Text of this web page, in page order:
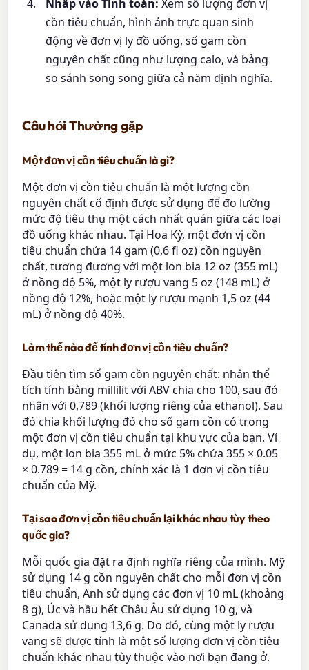
Nhấp vào Tính toán: Xem số lượng đơn vị
cồn tiêu chuẩn, hình ảnh trực quan sinh
động về đơn vị ly đồ uống, số gam cồn
nguyên chất cũng như lượng calo, và bảng
so sánh song song giữa cả năm định nghĩa.
Câu hỏi Thường gặp
Một đơn vị cồn tiêu chuẩn là gì?
Một đơn vị cồn tiêu chuẩn là một lượng cồn
nguyên chất cố định được sử dụng để đo lường
mức độ tiêu thụ một cách nhất quán giữa các loại
đồ uống khác nhau. Tại Hoa Kỳ, một đơn vị cồn
tiêu chuẩn chứa 14 gam (0,6 fl oz) cồn nguyên
chất, tương đương với một lon bia 12 oz (355 mL)
ở nồng độ 5%, một ly rượu vang 5 oz (148 mL) ở
nồng độ 12%, hoặc một ly rượu mạnh 1,5 oz (44
mL) ở nồng độ 40%.
Làm thế nào để tính đơn vị cồn tiêu chuẩn?
Đầu tiên tìm số gam cồn nguyên chất: nhân thể
tích tính bằng millilit với ABV chia cho 100, sau đó
nhân với 0,789 (khối lượng riêng của ethanol). Sau
đó chia khối lượng đó cho số gam cồn có trong
một đơn vị cồn tiêu chuẩn tại khu vực của bạn. Ví
dụ, một lon bia 355 mL ở mức 5% chứa 355 × 0.05
× 0.789 = 14 g cồn, chính xác là 1 đơn vị cồn tiêu
chuẩn của Mỹ.
Tại sao đơn vị cồn tiêu chuẩn lại khác nhau tùy theo
quốc gia?
Mỗi quốc gia đặt ra định nghĩa riêng của mình. Mỹ
sử dụng 14 g cồn nguyên chất cho mỗi đơn vị cồn
tiêu chuẩn, Anh sử dụng các đơn vị 10 mL (khoảng
8 g), Úc và hầu hết Châu Âu sử dụng 10 g, và
Canada sử dụng 13,6 g. Do đó, cùng một ly rượu
vang sẽ được tính là một số lượng đơn vị cồn tiêu
chuẩn khác nhau tùy thuộc vào nơi bạn đang ở.